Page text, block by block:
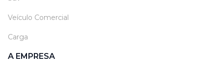
Veículo Comercial
Carga
A EMPRESA